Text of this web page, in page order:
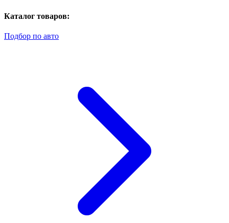
Каталог товаров:
Подбор по авто